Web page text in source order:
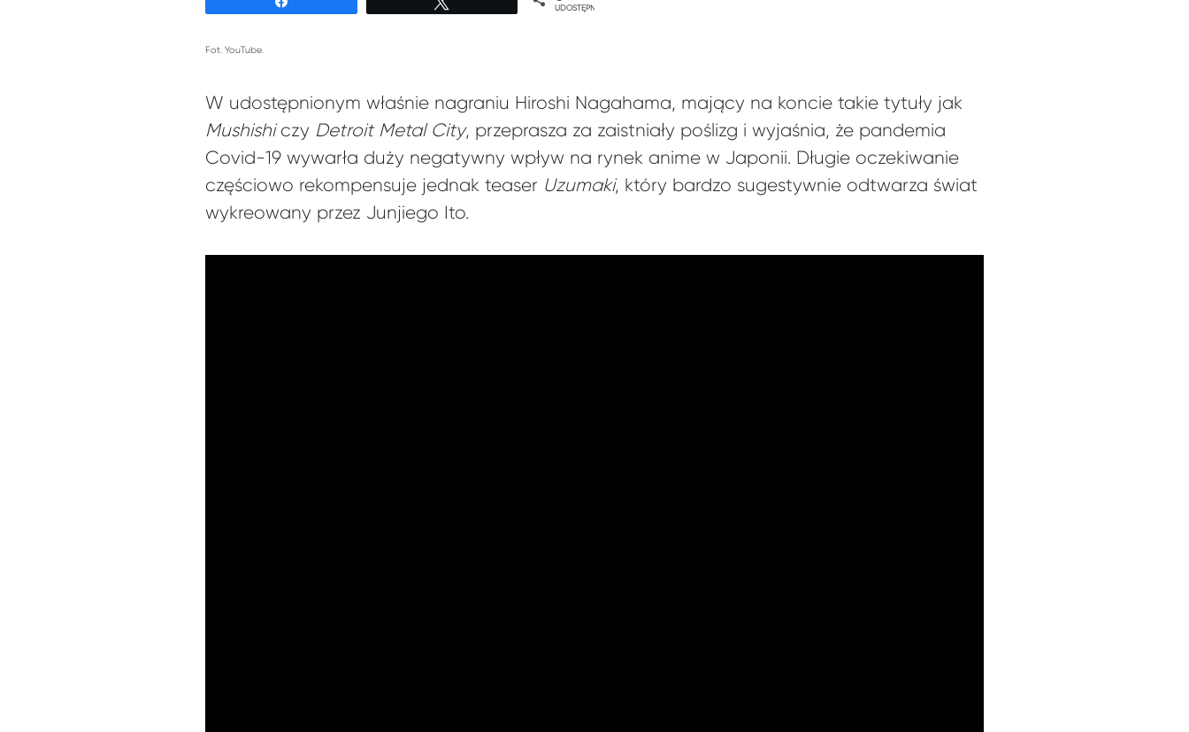
UDOSTĘPNIEŃ
Fot. YouTube.
W udostępnionym właśnie nagraniu Hiroshi Nagahama, mający na koncie takie tytuły jak
Mushishiczy Detroit Metal City, przeprasza za zaistniały poślizg i wyjaśnia, że pandemia
Covid-19 wywarła duży negatywny wpływ na rynek anime w Japonii. Długie oczekiwanie
częściowo rekompensuje jednak teaser Uzumaki, który bardzo sugestywnie odtwarza świat
wykreowany przez Junjiego Ito.